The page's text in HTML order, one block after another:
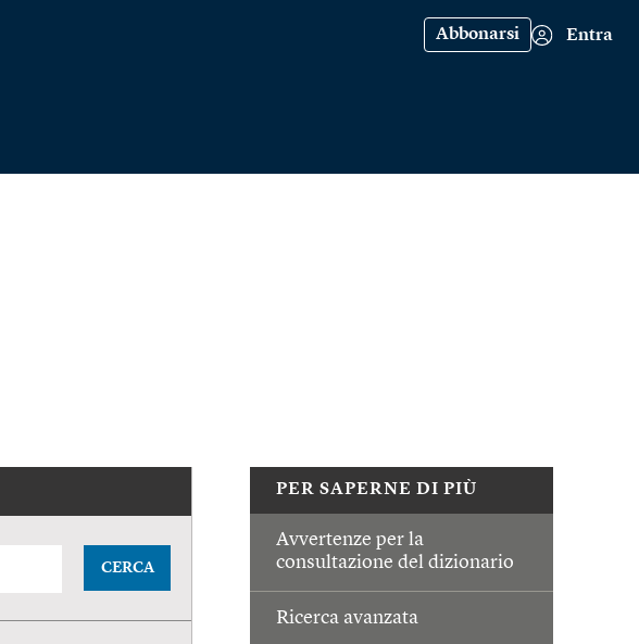
Abbonarsi Entra
PER SAPERNE DI PIÙ
Avvertenze per la
consultazione del dizionario
Ricerca avanzata
CERCA